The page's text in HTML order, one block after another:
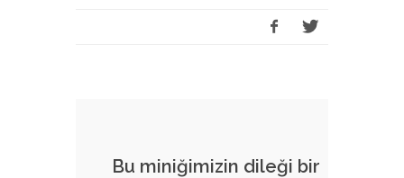
Bu miniğimizin dileği bir